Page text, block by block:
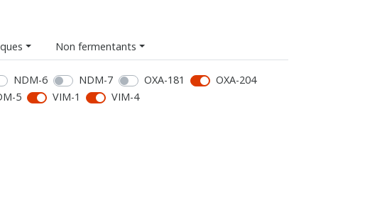
Non fermentants
NDM-6 NDM-7 OXA-181
OXA-204
5 VIM-1 VIM-4